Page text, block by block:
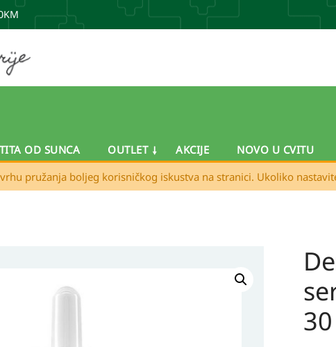
OD SUNCA OUTLET AKCIJE NOVO U CVITU
pružanja boljeg korisničkog iskustva na stranici. Ukoliko
Izvorna
44,90 KM.
Trenutna
31,45 KM.
Dermedic
NORMACNE
smanjenje